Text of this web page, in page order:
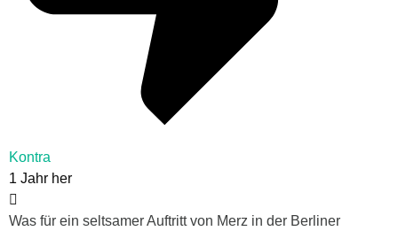
Kontra
1 Jahr her
Was für ein seltsamer Auftritt von Merz in der Berliner